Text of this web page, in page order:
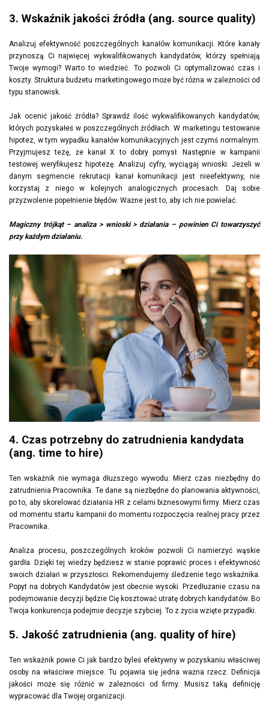
3. Wskaźnik jakości źródła (ang. source quality)
Analizuj efektywność poszczególnych kanałów komunikacji. Które kanały
przynoszą Ci najwięcej wykwalifikowanych kandydatów, którzy spełniają
Twoje wymogi? Warto to wiedzieć. To pozwoli Ci optymalizować czas i
koszty. Struktura budżetu marketingowego może być różna w zależności od
typu stanowisk.
Jak ocenić jakość źródła? Sprawdź ilość wykwalifikowanych kandydatów,
których pozyskałeś w poszczególnych źródłach. W marketingu testowanie
hipotez, w tym wypadku kanałów komunikacyjnych jest czymś normalnym.
Przyjmujesz tezę, że kanał X to dobry pomysł. Następnie w kampanii
testowej weryfikujesz hipotezę. Analizuj cyfry, wyciągaj wnioski. Jeżeli w
danym segmencie rekrutacji kanał komunikacji jest nieefektywny, nie
korzystaj z niego w kolejnych analogicznych procesach. Daj sobie
przyzwolenie popełnienie błędów. Ważne jest to, aby ich nie powielać.
Magiczny trójkąt – analiza > wnioski > działania – powinien Ci towarzyszyć
przy każdym działaniu.
4. Czas potrzebny do zatrudnienia kandydata
(ang. time to hire)
Ten wskaźnik nie wymaga dłuższego wywodu. Mierz czas niezbędny do
zatrudnienia Pracownika. Te dane są niezbędne do planowania aktywności,
po to, aby skorelować działania HR z celami biznesowymi firmy. Mierz czas
od momentu startu kampanii do momentu rozpoczęcia realnej pracy przez
Pracownika.
Analiza procesu, poszczególnych kroków pozwoli Ci namierzyć wąskie
gardła. Dzięki tej wiedzy będziesz w stanie poprawić proces i efektywność
swoich działań w przyszłości. Rekomendujemy śledzenie tego wskaźnika.
Popyt na dobrych Kandydatów jest obecnie wysoki. Przedłużanie czasu na
podejmowanie decyzji będzie Cię kosztować utratę dobrych kandydatów. Bo
Twoja konkurencja podejmie decyzje szybciej. To z życia wzięte przypadki.
5. Jakość zatrudnienia (ang. quality of hire)
Ten wskaźnik powie Ci jak bardzo byleś efektywny w pozyskaniu właściwej
osoby na właściwe miejsce. Tu pojawia się jedna ważna rzecz. Definicja
jakości może się różnić w zależności od firmy. Musisz taką definicję
wypracować dla Twojej organizacji.